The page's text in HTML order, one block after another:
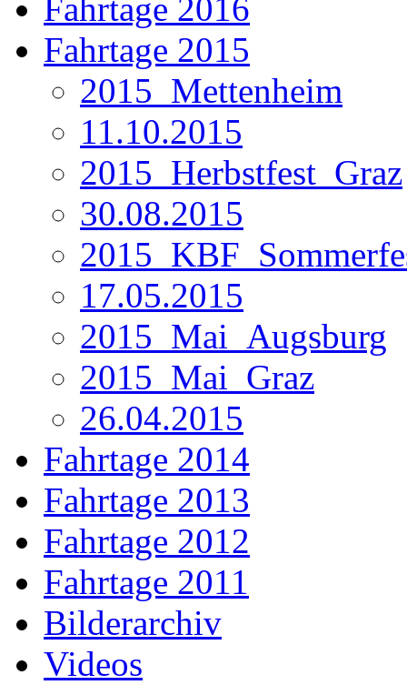
Fahrtage 2016
Fahrtage 2015
2015_Mettenheim
11.10.2015
2015_Herbstfest_Graz
30.08.2015
17.05.2015
2015_Mai_Augsburg
2015_Mai_Graz
26.04.2015
Fahrtage 2014
Fahrtage 2013
Fahrtage 2012
Fahrtage 2011
Bilderarchiv
Videos